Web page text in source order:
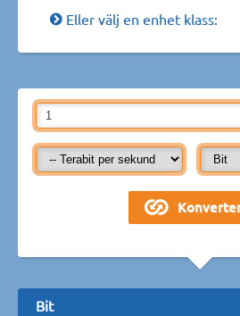
Eller välj en enhet klass:
Bit